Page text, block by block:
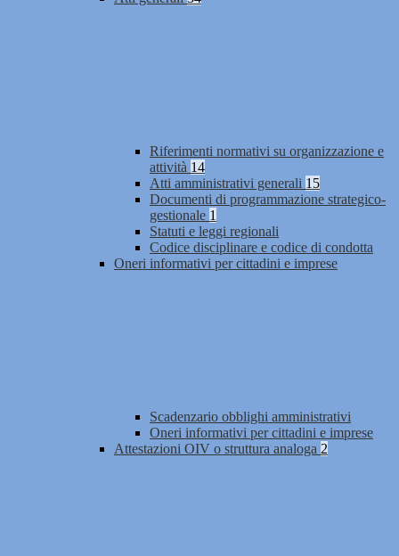
Riferimenti normativi su organizzazione e
attività 14
Atti amministrativi generali 15
Documenti di programmazione strategico-
gestionale 1
Statuti e leggi regionali
Codice disciplinare e codice di condotta
Oneri informativi per cittadini e imprese
Scadenzario obblighi amministrativi
Oneri informativi per cittadini e imprese
Attestazioni OIV o struttura analoga 2